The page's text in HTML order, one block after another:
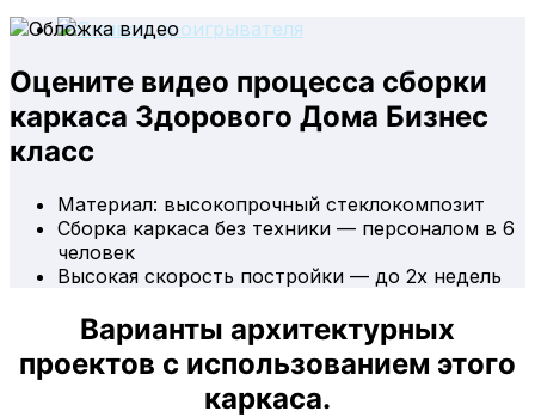
Оцените видео процесса сборки
каркаса Здорового Дома Бизнес
класс
Материал: высокопрочный стеклокомпозит
Сборка каркаса без техники — персоналом в 6
человек
Высокая скорость постройки — до 2х недель
Варианты архитектурных
проектов с использованием этого
каркаса.